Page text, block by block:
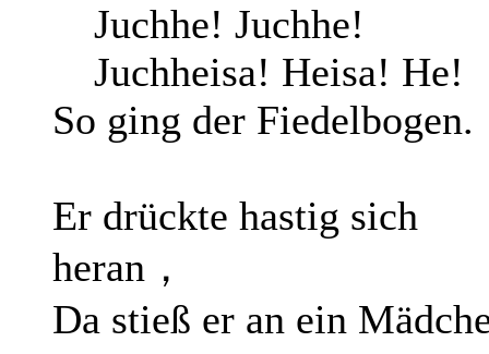
Juchhe! Juchhe!
Juchheisa! Heisa! He!
So ging der Fiedelbogen.
Er drückte hastig sich
heran，
Da stieß er an ein